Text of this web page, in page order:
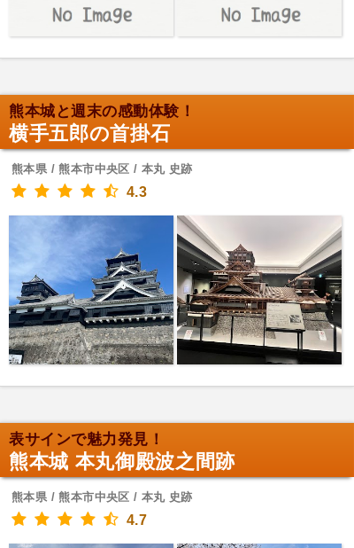
熊本城と週末の感動体験！
横手五郎の首掛石
熊本県 / 熊本市中央区 / 本丸 史跡
4.3
表サインで魅力発見！
熊本城 本丸御殿波之間跡
熊本県 / 熊本市中央区 / 本丸 史跡
4.7